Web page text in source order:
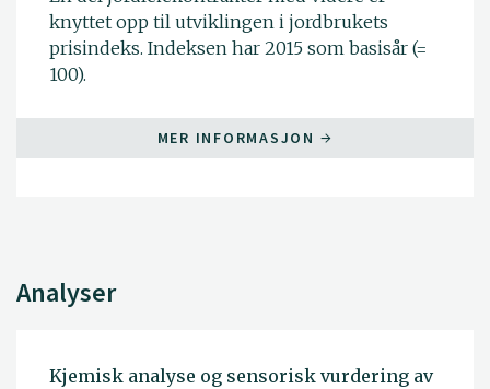
knyttet opp til utviklingen i jordbrukets
prisindeks. Indeksen har 2015 som basisår (=
100).
MER INFORMASJON
Analyser
Kjemisk analyse og sensorisk vurdering av